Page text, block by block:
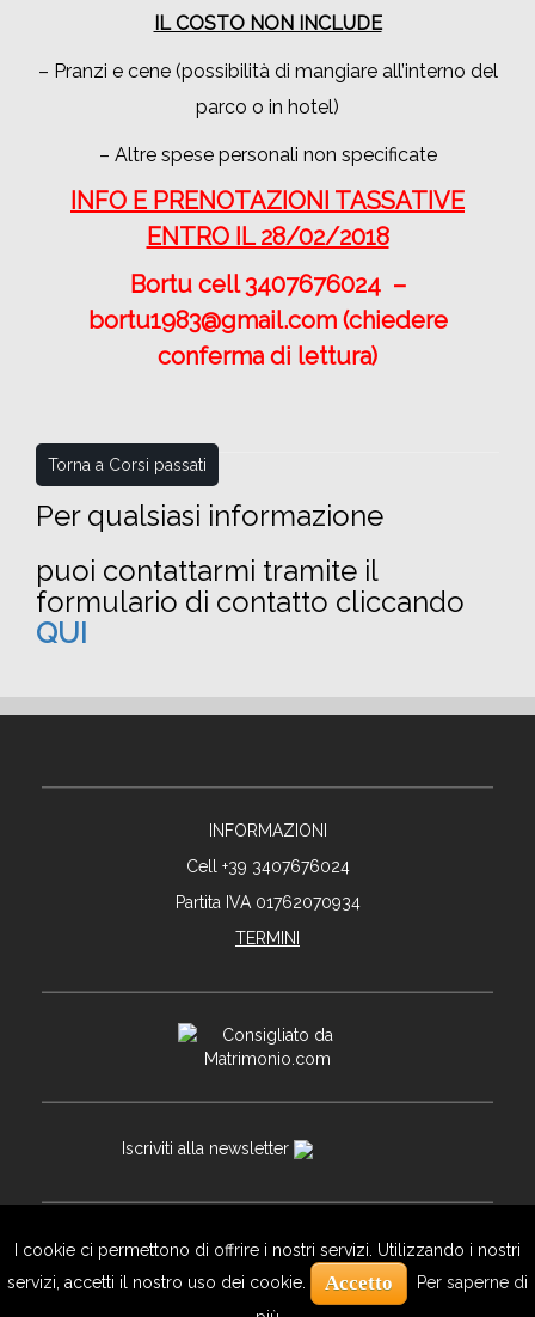
IL COSTO NON INCLUDE
– Pranzi e cene (possibilità di mangiare all’interno del
parco o in hotel)
– Altre spese personali non specificate
INFO E PRENOTAZIONI TASSATIVE
ENTRO IL 28/02/2018
Bortu cell 3407676024 –
bortu1983@gmail.com(chiedere
conferma di lettura)
Torna a Corsi passati
Per qualsiasi informazione
puoi contattarmi tramite il
formulario di contatto cliccando
QUI
INFORMAZIONI
Cell +39 3407676024
Partita IVA 01762070934
TERMINI
Iscriviti alla newsletter
© Copyright Davide Bortuzzo
Bozzetto Studio
I cookie ci permettono di offrire i nostri servizi. Utilizzando i nostri
servizi, accetti il ​​nostro uso dei cookie.
Accetto
Per saperne di